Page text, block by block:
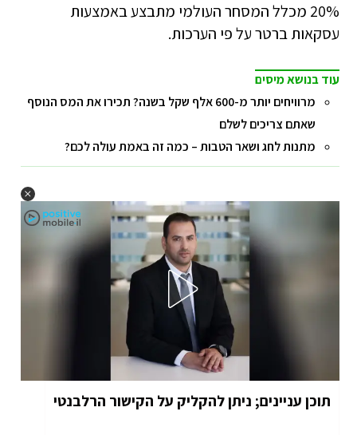
20% מכלל המסחר העולמי מתבצע באמצעות
עסקאות ברטר על פי הערכות.
עוד בנושא מיסים
מרוויחים יותר מ-600 אלף שקל בשנה? תכירו את המס הנוסף
שאתם צריכים לשלם
מתנות לחג ושאר הטבות – כמה זה באמת עולה לכם?
תוכן עניינים; ניתן להקליק על הקישור הרלבנטי